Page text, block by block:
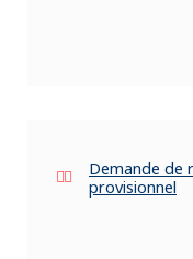
Demande de
provisionnel